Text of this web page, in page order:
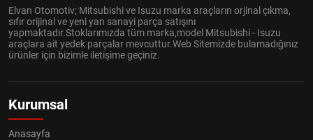
Elvan Otomotiv; Mitsubishi ve Isuzu marka araçların orjinal çıkma,
sıfır orijinal ve yeni yan sanayi parça satışını
yapmaktadır.Stoklarımızda tüm marka,model Mitsubishi - Isuzu
araçlara ait yedek parçalar mevcuttur.Web Sitemizde bulamadığınız
ürünler için bizimle iletişime geçiniz.
Kurumsal
Anasayfa